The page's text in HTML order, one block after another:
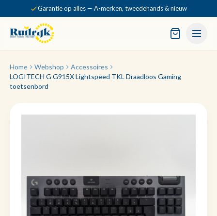
Garantie op alles — A-merken, tweedehands & nieuw
Home Webshop
Accessoires
LOGITECH G G915X Lightspeed TKL Draadloos Gaming
toetsenbord